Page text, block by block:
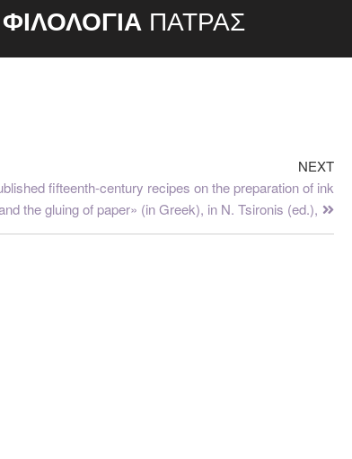
ΦΙΛΟΛΟΓΙΑ ΠΑΤΡΑΣ
NEXT
fifteenth-century recipes on the preparation of ink
the gluing of paper» (in Greek), in N. Tsironis (ed.),